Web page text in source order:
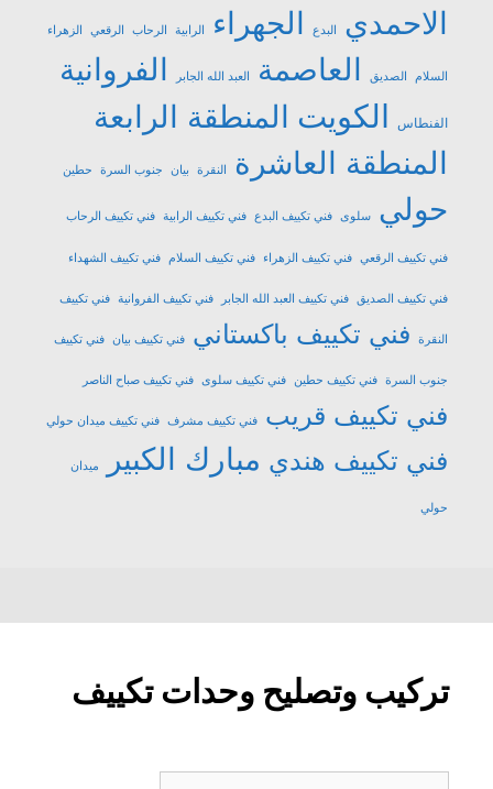
الاحمدي البدع الجهراء الرابية الرحاب الرقعي الزهراء
السلام الصديق العاصمة العبد الله الجابر الفروانية
الفنطاس الكويت المنطقة الرابعة
المنطقة العاشرة
النقرة بيان جنوب السرة حطين
حولي سلوى فني تكييف البدع فني تكييف الرابية فني تكييف الرحاب
فني تكييف الرقعي فني تكييف الزهراء فني تكييف السلام فني تكييف الشهداء
فني تكييف الصديق فني تكييف العبد الله الجابر فني تكييف الفروانية فني تكييف
النقرة فني تكييف باكستاني فني تكييف بيان فني تكييف
جنوب السرة فني تكييف حطين فني تكييف سلوى فني تكييف صباح الناصر
فني تكييف قريب فني تكييف مشرف فني تكييف ميدان حولي
فني تكييف هندي مبارك الكبير ميدان
حولي
تركيب وتصليح وحدات تكييف